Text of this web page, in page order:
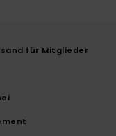
für Mitglieder